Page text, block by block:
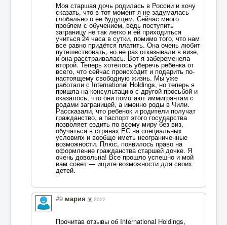
Моя старшая дочь родилась в России и хочу
сказать, что в тот момент я не задумалась
глобально о ее будущем. Сейчас много
проблем с обучением, ведь поступить
заграницу не так легко и ей приходиться
учиться 24 часа в сутки, помимо того, что нам
все равно придётся платить. Она очень любит
путешествовать, но не раз отказывали в визе,
и она расстраивалась. Вот я забеременела
второй. Теперь хотелось уберечь ребенка от
всего, что сейчас происходит и подарить по-
настоящему свободную жизнь. Мы уже
работали с International Holdings, но теперь я
пришла на консультацию с другой просьбой и
оказалось, что они помогают иммигрантам с
родами заграницей, а именно роды в Чили.
Рассказали, что ребенок и родители получат
гражданство, а паспорт этого государства
позволяет ездить по всему миру без виз,
обучаться в странах ЕС на специальных
условиях и вообще иметь неограниченные
возможности. Плюс, появилось право на
оформление гражданства старшей дочке. Я
очень довольна! Все прошло успешно и мой
вам совет — ищите возможности для своих
детей.
#9 мария 2022
Прочитав отзывы об International Holdings,